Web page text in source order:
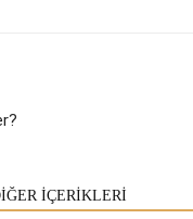
İÇERİKLERİ